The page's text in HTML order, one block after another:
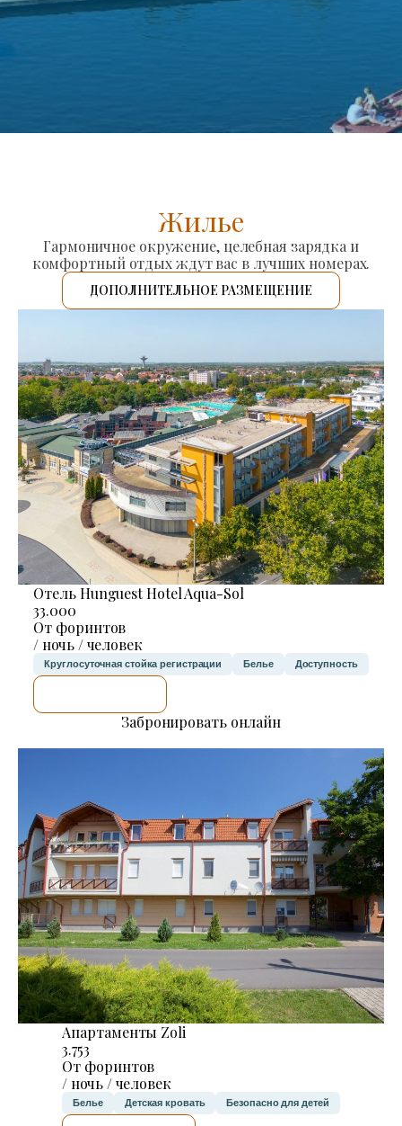
Жилье
Гармоничное окружение, целебная зарядка и
комфортный отдых ждут вас в лучших номерах.
ДОПОЛНИТЕЛЬНОЕ РАЗМЕЩЕНИЕ
Отель Hunguest Hotel Aqua-Sol
33.000
От форинтов
/ ночь / человек
Круглосуточная стойка регистрации Белье Доступность
Забронировать онлайн
Апартаменты Zoli
3.753
От форинтов
/ ночь / человек
Белье Детская кровать Безопасно для детей